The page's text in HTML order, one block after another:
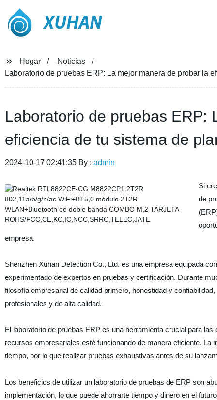
XUHAN
Hogar
Noticias
Laboratorio de pruebas ERP: La mejor manera de probar la
Laboratorio de pruebas ERP:
eficiencia de tu sistema de
2024-10-17 02:41:35 By : admin
Si
de
empresa.
Shenzhen Xuhan Detection Co., Ltd. es una empresa equipada
experimentado de expertos en pruebas y certificación. Durante
filosofía empresarial de calidad primero, honestidad y
profesionales y de alta calidad.
El laboratorio de pruebas ERP es una herramienta crucial para
recursos empresariales esté funcionando de manera eficiente.
tiempo, por lo que realizar pruebas exhaustivas antes de su
Los beneficios de utilizar un laboratorio de pruebas de ERP son
implementación, lo que puede ahorrarte tiempo y dinero en el